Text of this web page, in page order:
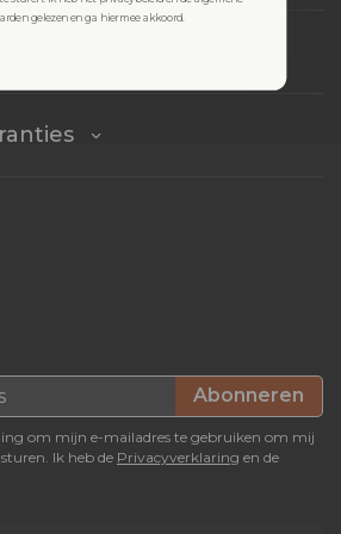
Abonneren
om mijn e-mailadres te gebruiken om mij
Ik heb de Privacyverklaring en de
gelezen en ga hiermee akkoord.